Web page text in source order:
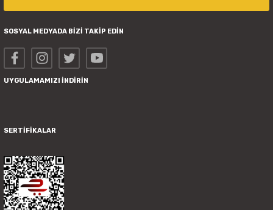
SOSYAL MEDYADA BİZİ TAKİP EDİN
UYGULAMAMIZI İNDİRİN
SERTİFİKALAR